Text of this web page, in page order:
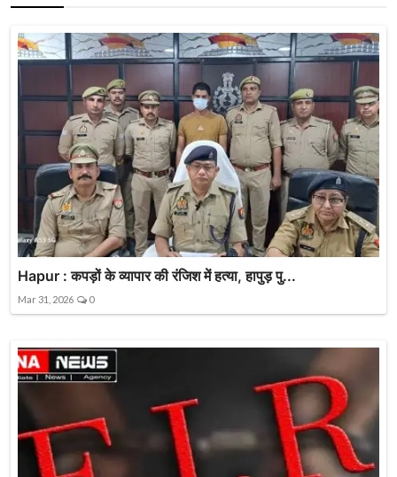
Hapur : कपड़ों के व्यापार की रंजिश में हत्या, हापुड़ पु...
Mar 31, 2026 0